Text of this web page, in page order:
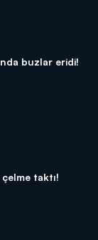
buzlar eridi!
taktı!